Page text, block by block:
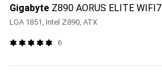
Gigabyte Z890 AORUS ELITE WIFI7
LGA 1851, Intel Z890, ATX
6